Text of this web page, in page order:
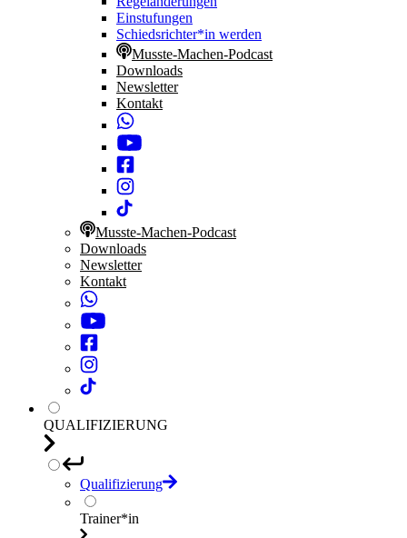
Einstufungen
Schiedsrichter*in werden
Musste-Machen-Podcast
Downloads
Newsletter
Kontakt
Musste-Machen-Podcast
Downloads
Newsletter
Kontakt
QUALIFIZIERUNG
Qualifizierung
Trainer*in